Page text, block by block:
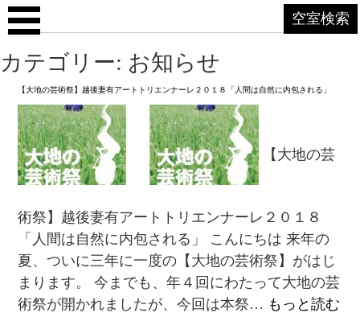
空室検索
カテゴリー: お知らせ
【大地の芸術祭】越後妻有アートトリエンナーレ２０１８「人間は自然に内包される」
【大地の芸
術祭】越後妻有アートトリエンナーレ２０１８
「人間は自然に内包される」 こんにちは 来年の
夏、ついに三年に一度の【大地の芸術祭】がはじ
まります。 今までも、年４回にわたって大地の芸
術祭が開かれましたが、今回は本祭… もっと読む